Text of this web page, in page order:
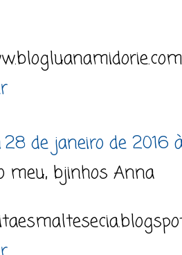
28 de janeiro de 2016
meu, bjinhos Anna